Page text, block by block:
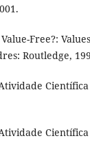
Free?:
Routledge,
Científica
Científica